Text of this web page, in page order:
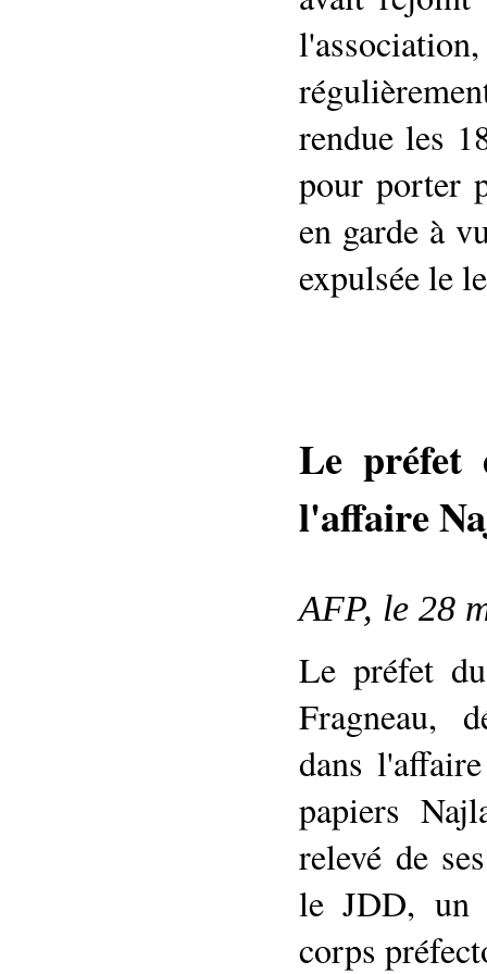
rendue les
pour porter
en garde à
expulsée le
Le préfet
l'affaire
AFP, le 28
Le préfet
Fragneau,
dans
papiers
relevé de
le JDD, un
corps